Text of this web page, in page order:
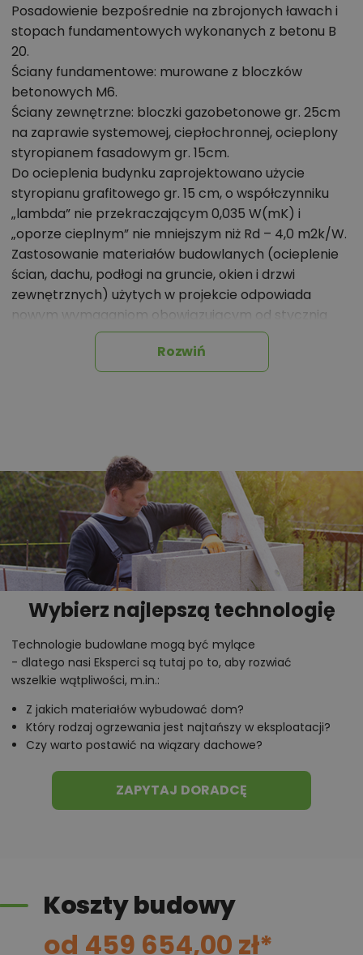
pomieszczeń, instalacje, materiały?
Zadzwoń52 384 49 90 lub NAPISZ
Posadowienie bezpośrednie na zbrojonych ławach i
stopach fundamentowych wykonanych z betonu B
20.
Ściany fundamentowe: murowane z bloczków
betonowych M6.
Ściany zewnętrzne: bloczki gazobetonowe gr. 25cm
na zaprawie systemowej, ciepłochronnej, ocieplony
styropianem fasadowym gr. 15cm.
Do ocieplenia budynku zaprojektowano użycie
styropianu grafitowego gr. 15 cm, o współczynniku
„lambda” nie przekraczającym 0,035 W(mK) i
„oporze cieplnym” nie mniejszym niż Rd – 4,0 m2k/W.
Zastosowanie materiałów budowlanych (ocieplenie
ścian, dachu, podłogi na gruncie, okien i drzwi
zewnętrznych) użytych w projekcie odpowiada
nowym wymaganiom obowiązującym od stycznia
2021 roku (WT2021).
Ściany nośne wewnętrzne: bloczki gazobetonowe gr.
25cm na zaprawie cementowo-wapiennej lub
Strop gęstożebrowy z wypełnieniem pustakami
betonowymi, zalewany wraz z wieńcami betonem B
20.
Konstrukcja dachu: drewniana, drewno klasy C24,
więźba dachowa krokwiowo-jętkowa.
Budynek, w wersji podstawowej, jest zaprojektowany
z pomieszczeniem kotłowni wyposażonej w kocioł
ekologiczny na paliwo stałe „pellet” i spełnia
wszystkie wymagania dotyczące WT2021.
Na etapie adaptacji projektu jest możliwość
zaprojektowania ogrzewania gazowego ze
wspomaganiem instalacją solarną lub ogrzewania
nowoczesną pompa ciepła typu powietrze – woda.
Projekt pod względem konstrukcyjnym spełnia
normy zgodne z Eurokodami.
Rozwiń
Wybierz najlepszą technologię
Technologie budowlane mogą być mylące
- dlatego nasi Eksperci są tutaj po to, aby rozwiać
wszelkie wątpliwości, m.in.:
Z jakich materiałów wybudować dom?
Który rodzaj ogrzewania jest najtańszy w eksploatacji?
Czy warto postawić na wiązary dachowe?
ZAPYTAJ DORADCĘ
Koszty budowy
od 459 654,00 zł*